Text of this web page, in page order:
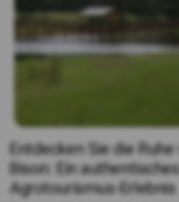
Entdecken Sie die
Bison: Ein
Agrotourismus-Erlebnis